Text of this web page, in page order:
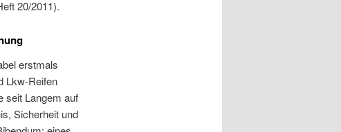
20/2011).
erstmals
Lkw-Reifen
seit Langem auf
Sicherheit und